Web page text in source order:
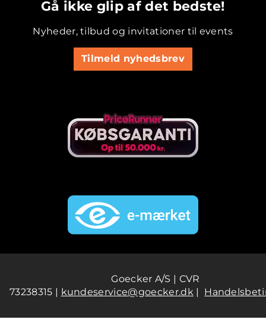
Gå ikke glip af det bedste!
Nyheder, tilbud og invitationer til events
Tilmeld nyhedsbrev
Goecker A/S | CVR
73238315 | kundeservice@goecker.dk|